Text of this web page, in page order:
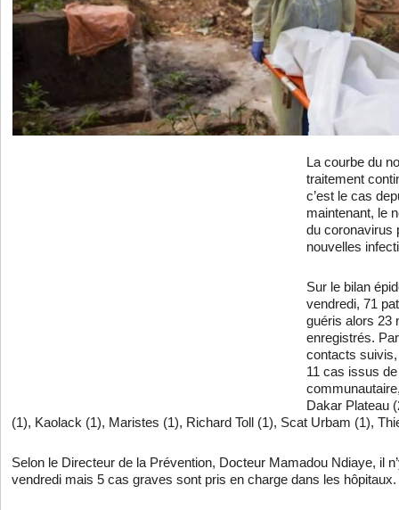
La courbe du
traitement
c’est le cas
maintenant, le
du coronavirus
nouvelles
Sur le bilan
vendredi, 71
guéris alors 23
enregistrés.
contacts suivis,
11 cas issus
Dakar Plateau
(1), Kaolack (1), Maristes (1), Richard Toll (1), Scat Urbam (1),
Selon le Directeur de la Prévention, Docteur Mamadou Ndiaye, il
vendredi mais 5 cas graves sont pris en charge dans les hôpitaux.